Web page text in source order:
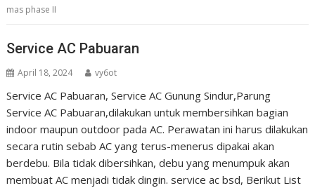
mas phase II
Service AC Pabuaran
April 18, 2024 vy6ot
Service AC Pabuaran, Service AC Gunung Sindur,Parung
Service AC Pabuaran,dilakukan untuk membersihkan bagian
indoor maupun outdoor pada AC. Perawatan ini harus dilakukan
secara rutin sebab AC yang terus-menerus dipakai akan
berdebu. Bila tidak dibersihkan, debu yang menumpuk akan
membuat AC menjadi tidak dingin. service ac bsd, Berikut List